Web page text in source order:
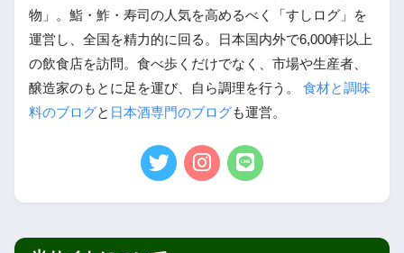
物」。鮨・鮓・寿司の人気を高めるべく「すしログ」を
運営し、全国を精力的に回る。日本国内外で6,000軒以上
の飲食店を訪問。食べ歩くだけでなく、市場や生産者、
醸造家のもとに足を運び、自ら調理を行う。 食材と調味
料のブログと 日本酒専門のブログも運営。